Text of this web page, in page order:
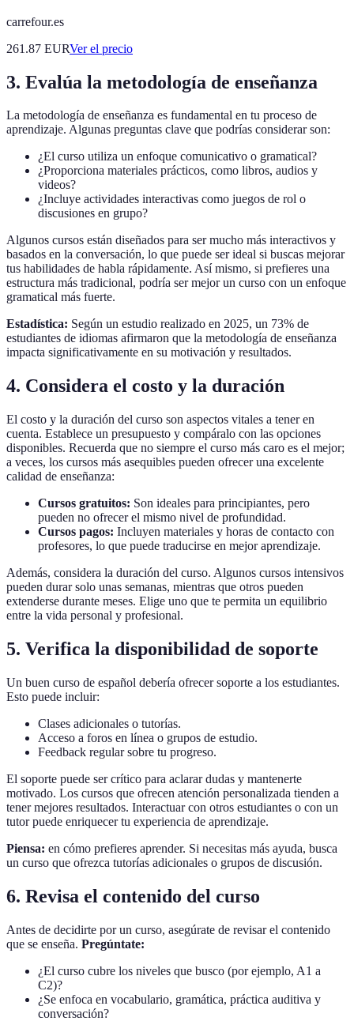
carrefour.es
261.87 EURVer el precio
3. Evalúa la metodología de enseñanza
La metodología de enseñanza es fundamental en tu proceso de
aprendizaje. Algunas preguntas clave que podrías considerar son:
¿El curso utiliza un enfoque comunicativo o gramatical?
¿Proporciona materiales prácticos, como libros, audios y
videos?
¿Incluye actividades interactivas como juegos de rol o
discusiones en grupo?
Algunos cursos están diseñados para ser mucho más interactivos y
basados en la conversación, lo que puede ser ideal si buscas mejorar
tus habilidades de habla rápidamente. Así mismo, si prefieres una
estructura más tradicional, podría ser mejor un curso con un enfoque
gramatical más fuerte.
Estadística: Según un estudio realizado en 2025, un 73% de
estudiantes de idiomas afirmaron que la metodología de enseñanza
impacta significativamente en su motivación y resultados.
4. Considera el costo y la duración
El costo y la duración del curso son aspectos vitales a tener en
cuenta. Establece un presupuesto y compáralo con las opciones
disponibles. Recuerda que no siempre el curso más caro es el mejor;
a veces, los cursos más asequibles pueden ofrecer una excelente
calidad de enseñanza:
Cursos gratuitos: Son ideales para principiantes, pero
pueden no ofrecer el mismo nivel de profundidad.
Cursos pagos: Incluyen materiales y horas de contacto con
profesores, lo que puede traducirse en mejor aprendizaje.
Además, considera la duración del curso. Algunos cursos intensivos
pueden durar solo unas semanas, mientras que otros pueden
extenderse durante meses. Elige uno que te permita un equilibrio
entre la vida personal y profesional.
5. Verifica la disponibilidad de soporte
Un buen curso de español debería ofrecer soporte a los estudiantes.
Esto puede incluir:
Clases adicionales o tutorías.
Acceso a foros en línea o grupos de estudio.
Feedback regular sobre tu progreso.
El soporte puede ser crítico para aclarar dudas y mantenerte
motivado. Los cursos que ofrecen atención personalizada tienden a
tener mejores resultados. Interactuar con otros estudiantes o con un
tutor puede enriquecer tu experiencia de aprendizaje.
Piensa: en cómo prefieres aprender. Si necesitas más ayuda, busca
un curso que ofrezca tutorías adicionales o grupos de discusión.
6. Revisa el contenido del curso
Antes de decidirte por un curso, asegúrate de revisar el contenido
que se enseña. Pregúntate:
¿El curso cubre los niveles que busco (por ejemplo, A1 a
C2)?
¿Se enfoca en vocabulario, gramática, práctica auditiva y
conversación?